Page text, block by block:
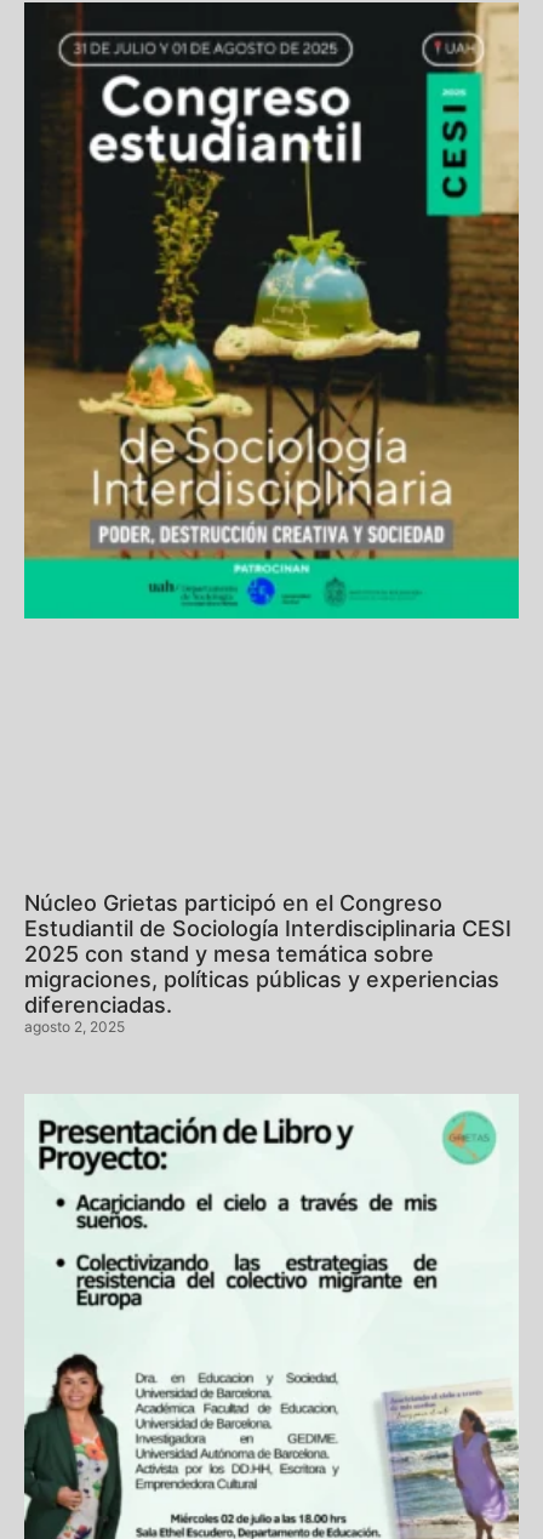
Núcleo Grietas participó en el Congreso
Estudiantil de Sociología Interdisciplinaria CESI
2025 con stand y mesa temática sobre
migraciones, políticas públicas y experiencias
diferenciadas.
agosto 2, 2025